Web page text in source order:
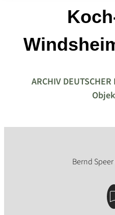
ARCHIV